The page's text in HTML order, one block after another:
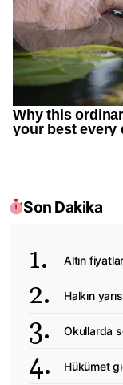
Son Dakika
Altın
Halkın
Okullarda
Hükümet